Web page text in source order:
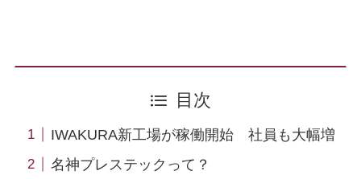
目次
IWAKURA新工場が稼働開始 社員も大幅増
名神プレステックって？